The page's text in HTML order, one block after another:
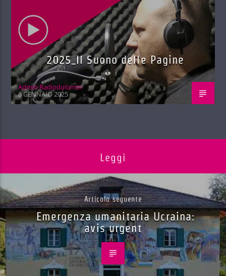
2025_Il Suono delle Pagine
Admin Radiodolomiti
8 GENNAIO 2025
Leggi
Articolo seguente
Emergenza umanitaria Ucraina:
avis urgent